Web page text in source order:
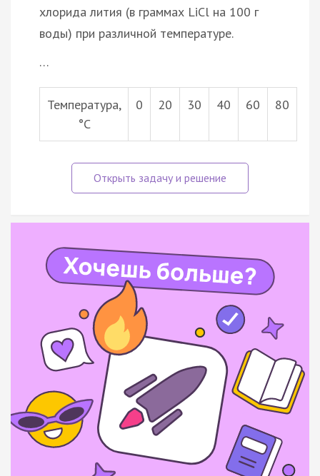
хлорида лития (в граммах LiCl на 100 г
воды) при различной температуре.
…
Температура,
°С
0 20 30 40 60 80